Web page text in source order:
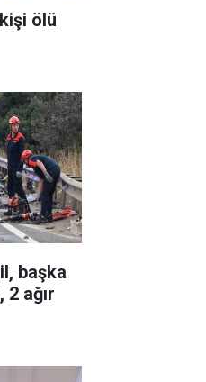
ölü
başka
2 ağır